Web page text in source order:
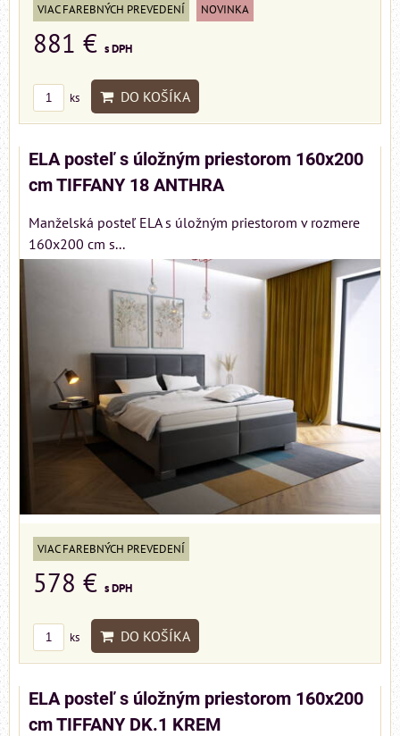
VIAC FAREBNÝCH PREVEDENÍ NOVINKA
881 € s DPH
ks DO KOŠÍKA
ELA posteľ s úložným priestorom 160x200
cm TIFFANY 18 ANTHRA
Manželská posteľ ELA s úložným priestorom v rozmere
160x200 cm s...
VIAC FAREBNÝCH PREVEDENÍ
578 € s DPH
ks DO KOŠÍKA
ELA posteľ s úložným priestorom 160x200
cm TIFFANY DK.1 KREM